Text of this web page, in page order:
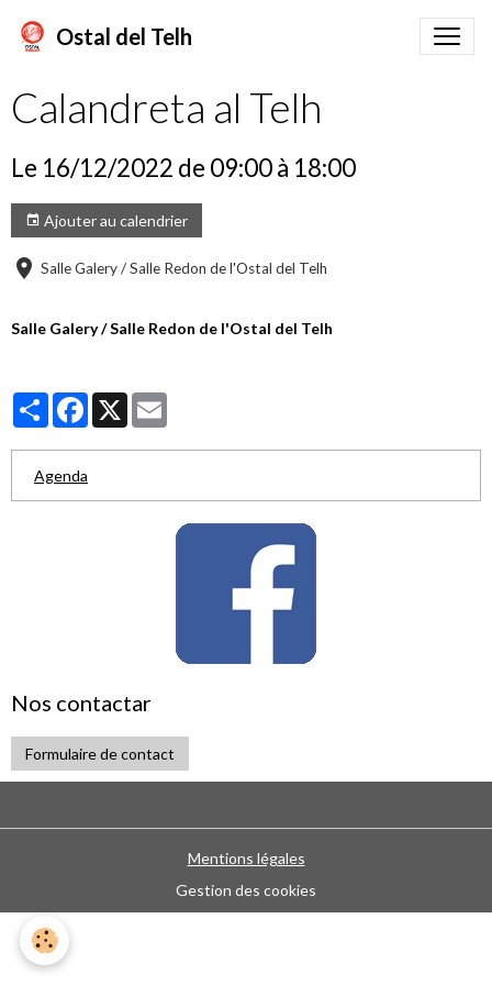
Ostal del Telh
Calandreta al Telh
Le 16/12/2022 de 09:00à 18:00
Ajouter au calendrier
Salle Galery / Salle Redon de l'Ostal del Telh
Salle Galery / Salle Redon de l'Ostal del Telh
PartagerFacebook
X
Agenda
Nos contactar
Formulaire de contact
Mentions légales
Gestion des cookies